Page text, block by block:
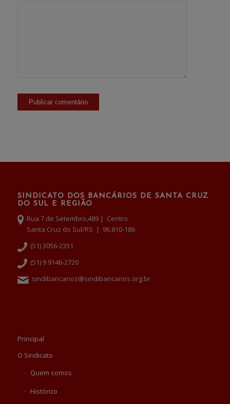
SINDICATO DOS BANCÁRIOS DE SANTA CRUZ
DO SUL E REGIÃO
Rua 7 de Setembro,489 | Centro
Santa Cruz do Sul/RS | 96.810-186
(51) 3056-2351
(51) 9 9146-2720
sindibancarios@sindibancarios.org.br
Principal
O Sindicato
Quem somos
Histórico